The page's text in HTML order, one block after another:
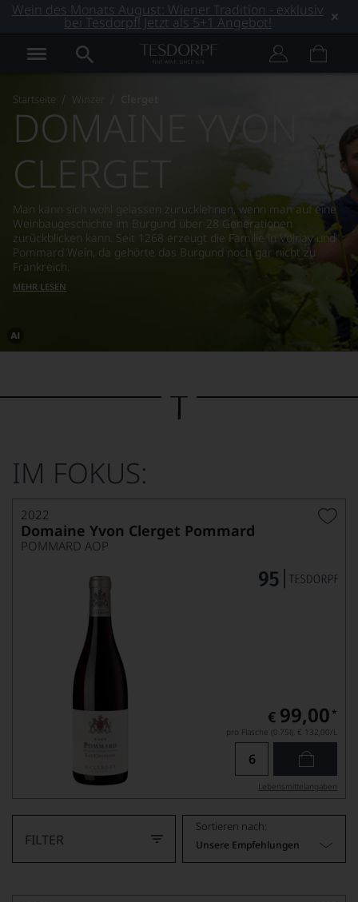
Wein des Monats August: Wiener Tradition - exklusiv
bei Tesdorpf! Jetzt als 5+1 Angebot!
Startseite Winzer
Dieses
von
DOMAINE YVON
CLERGET
Man kann sich wohl gelassen zurücklehnen, wenn man auf eine
Weinbaugeschichte im Burgund über 28 Generationen
zurückblicken kann. Seit 1268 erzeugt die Familie in Volnay und
Pommard Wein, da gehörte das Burgund noch gar nicht zu
Frankreich.
MEHR LESEN
IM FOKUS:
2022
Domaine Yvon Clerget Pommard
POMMARD AOP
€ 99,00 *
pro Flasche (0.75l), € 132,00/L
Lebensmittel­angaben
FILTER
Sortieren nach:
Unsere Empfehlungen